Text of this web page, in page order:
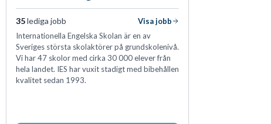
35lediga jobb
Visa jobb
Internationella Engelska Skolan är en av
Sveriges största skolaktörer på grundskolenivå.
Vi har 47 skolor med cirka 30 000 elever från
hela landet. IES har vuxit stadigt med bibehållen
kvalitet sedan 1993.